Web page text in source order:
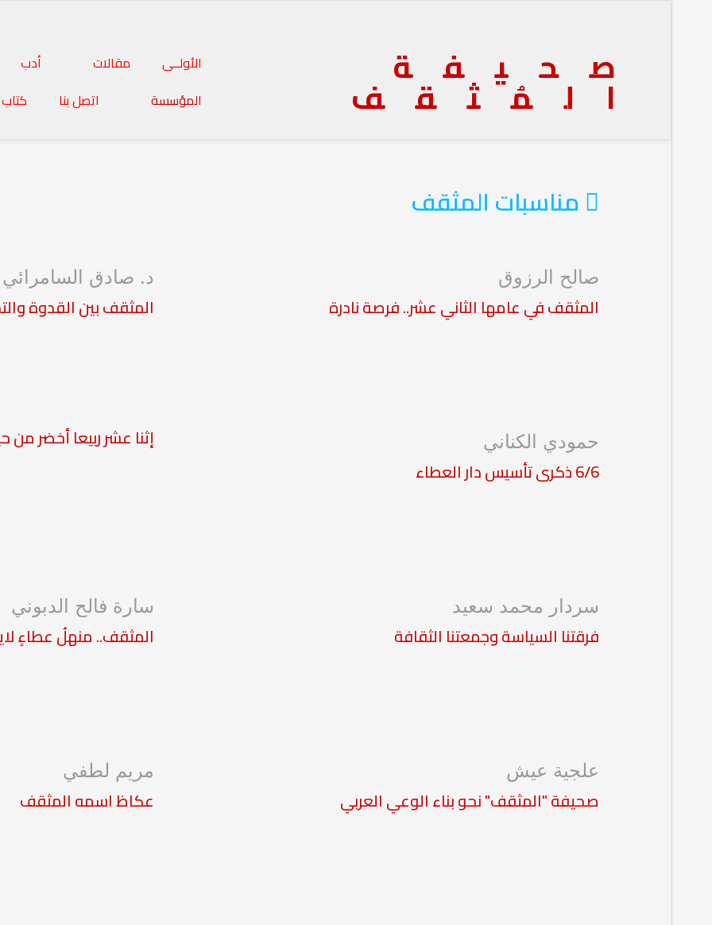
صحيفة
المُثقف
الأولــى مقالات
أدب
المؤسسة
اتصل بنا
 مناسبات المثقف
صالح الرزوق
المثقف في عامها الثاني عشر.. فرصة نادرة
د. صادق السامرائي
المثقف بين القدوة
حمودي الكناني
6/6 ذكرى تأسيس دار العطاء
إثنا عشر ربيعا أخضر من
سردار محمد سعيد
فرقتنا السياسة وجمعتنا الثقافة
سارة فالح الدبوني
المثقف.. منهلُ عطاءٍ
علجية عيش
صحيفة "المثقف" نحو بناء الوعي العربي
مريم لطفي
عكاظ اسمه المثقف